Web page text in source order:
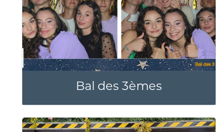
Bal des 3èmes